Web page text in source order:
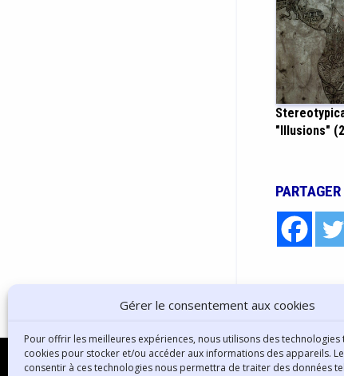
Gérer le consentement aux cookies
Pour offrir les meilleures expériences, nous utilisons des technologies
cookies pour stocker et/ou accéder aux informations des appareils.
consentir à ces technologies nous permettra de traiter des données
"Illusions"